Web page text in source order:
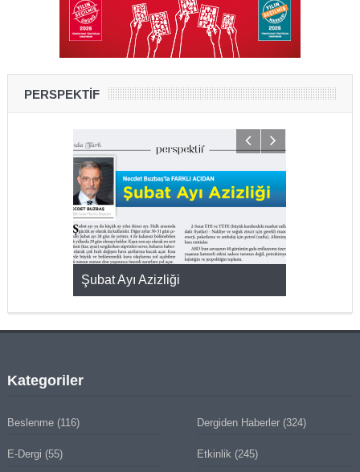
PERSPEKTİF
Şubat Ayı Azizliği
Kategoriler
Beslenme(116) Dergiden Haberler (324)
E-Dergi (55) Etkinlik (245)